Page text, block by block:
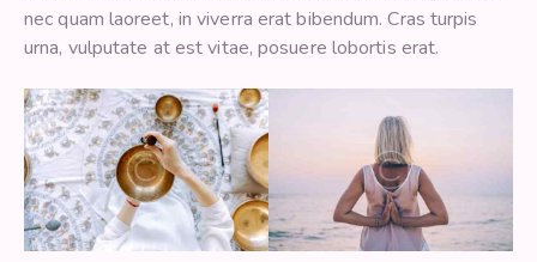
nec quam laoreet, in viverra erat bibendum. Cras turpis
urna, vulputate at est vitae, posuere lobortis erat.